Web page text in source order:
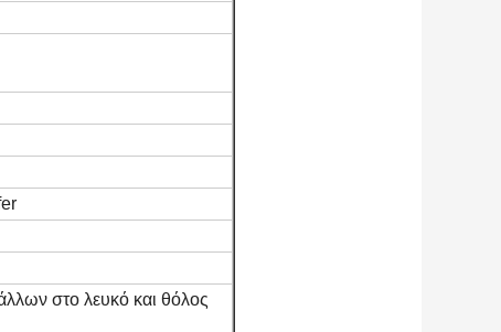
στο λευκό και θόλος